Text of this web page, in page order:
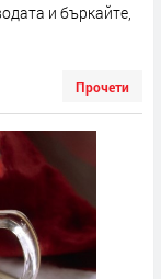
и бъркайте,
Прочети